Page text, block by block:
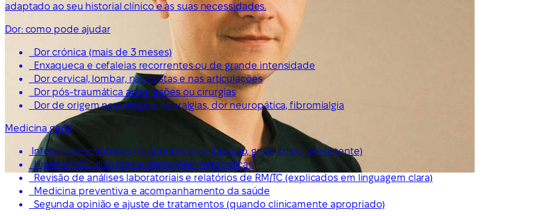
adaptado ao seu historial clínico e às suas necessidades.
Dor: como pode ajudar
Dor crónica (mais de 3 meses)
Enxaqueca e cefaleias recorrentes ou de grande intensidade
Dor cervical, lombar, nas costas e nas articulações
Dor pós-traumática após lesões ou cirurgias
Dor de origem neurológica: neuralgias, dor neuropática, fibromialgia
Medicina geral
Infeções respiratórias frequentes (constipação, gripe, tosse persistente)
Hipertensão, diabetes e alterações metabólicas
Revisão de análises laboratoriais e relatórios de RM/TC (explicados em linguagem clara)
Medicina preventiva e acompanhamento da saúde
Segunda opinião e ajuste de tratamentos (quando clinicamente apropriado)